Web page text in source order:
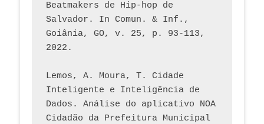
Beatmakers de Hip-hop de
Salvador. In Comun. & Inf.,
Goiânia, GO, v. 25, p. 93-113,
2022.
Lemos, A. Moura, T. Cidade
Inteligente e Inteligência de
Dados. Análise do aplicativo NOA
Cidadão da Prefeitura Municipal